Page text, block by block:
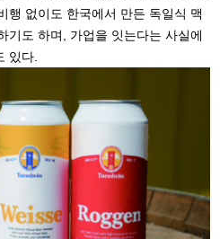
행 없이도 한국에서 만든 독일식 맥
기도 하며, 가업을 잇는다는 사실에
있다.